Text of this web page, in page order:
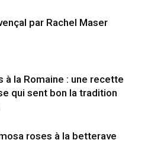
par Rachel Maser
à la Romaine : une recette
qui sent bon la tradition
roses à la betterave